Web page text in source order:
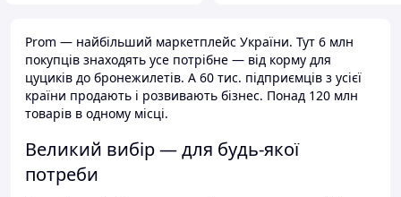
Prom — найбільший маркетплейс України. Тут 6 млн
покупців знаходять усе потрібне — від корму для
цуциків до бронежилетів. А 60 тис. підприємців з усієї
країни продають і розвивають бізнес. Понад 120 млн
товарів в одному місці.
Великий вибір — для будь-якої
потреби